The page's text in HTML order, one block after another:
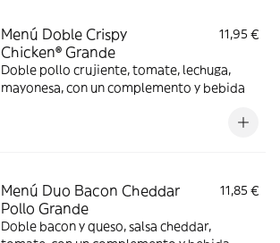
Menú Doble Crispy
Chicken® Grande
11,95 €
Doble pollo crujiente, tomate, lechuga,
mayonesa, con un complemento y bebida
Menú Duo Bacon Cheddar
Pollo Grande
11,85 €
Doble bacon y queso, salsa cheddar,